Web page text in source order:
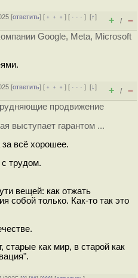
[ответить] [ ﹢﹢﹢] [ · · ·][↑]
+ / –
Google, Meta, Microsoft
[ответить] [ ﹢﹢﹢] [ · · ·][↓]
+ / –
продвижение
выступает гарантом ...
всё хорошее.
трудом.
вещей: как отжать
собой только. Как-то так это
старые как мир, в старой как